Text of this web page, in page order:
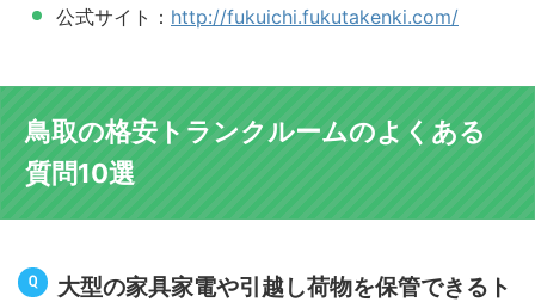
公式サイト： http://fukuichi.fukutakenki.com/
鳥取の格安トランクルームのよくある
質問10選
大型の家具家電や引越し荷物を保管できるト